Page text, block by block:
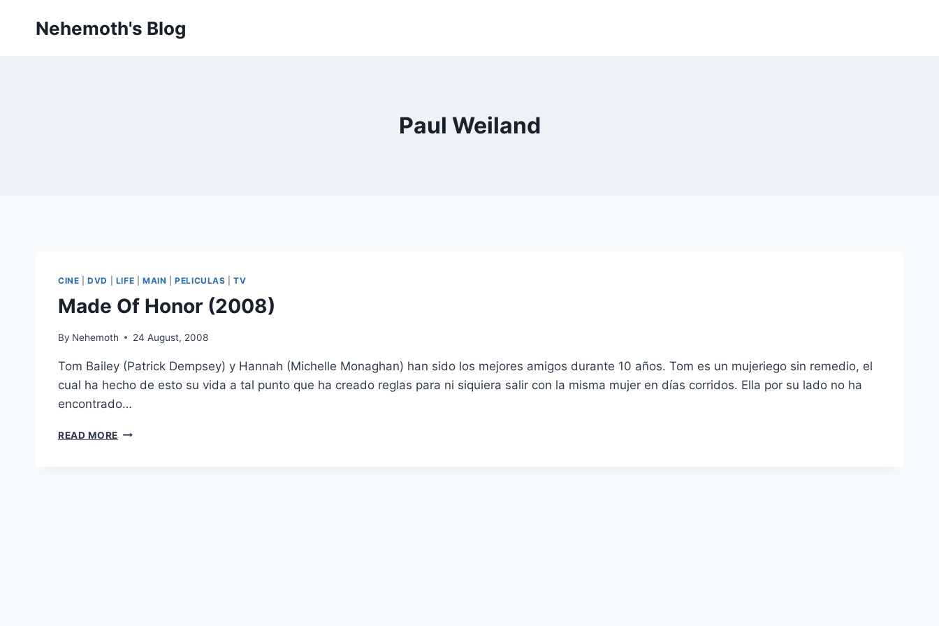
Nehemoth's Blog
Paul Weiland
CINE |DVD LIFE MAIN |PELICULAS |TV
Made Of Honor (2008)
By Nehemoth 24 August, 2008
Tom Bailey (Patrick Dempsey) y Hannah (Michelle Monaghan) han sido los mejores amigos durante 10 años. Tom es un mujeriego sin remedio, el
cual ha hecho de esto su vida a tal punto que ha creado reglas para ni siquiera salir con la misma mujer en días corridos. Ella por su lado no ha
encontrado…
READ MORE MADE